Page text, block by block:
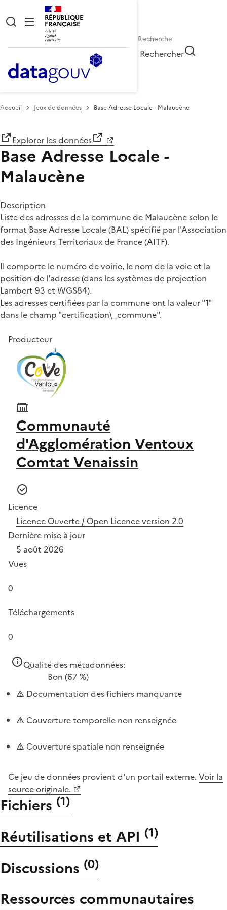
RÉPUBLIQUE
FRANÇAISE
Rechercher
Accueil Jeux de données Base Adresse Locale - Malaucène
Explorer les données
Base Adresse Locale -
Malaucène
Description
Liste des adresses de la commune de Malaucène selon le
format Base Adresse Locale (BAL) spécifié par l'Association
des Ingénieurs Territoriaux de France (AITF).
Il comporte le numéro de voirie, le nom de la voie et la
position de l'adresse (dans les systèmes de projection
Lambert 93 et WGS84).
Les adresses certifiées par la commune ont la valeur "1"
dans le champ "certification\_commune".
Producteur
Communauté
d'Agglomération Ventoux
Comtat Venaissin
Licence
Licence Ouverte / Open Licence version 2.0
Dernière mise à jour
5 août 2026
Vues
0
Téléchargements
0
Qualité des métadonnées:
Bon (67 %)
Documentation des fichiers manquante
Couverture temporelle non renseignée
Couverture spatiale non renseignée
Ce jeu de données provient d'un portail externe. Voir la
source originale.
Fichiers (1)
Réutilisations et API (1)
Discussions (0)
Ressources communautaires